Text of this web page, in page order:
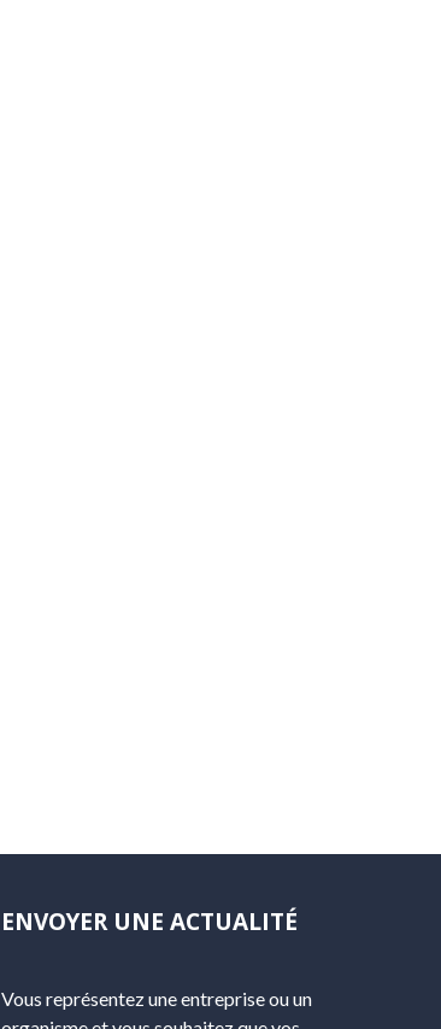
ENVOYER UNE ACTUALITÉ
Vous représentez une entreprise ou un